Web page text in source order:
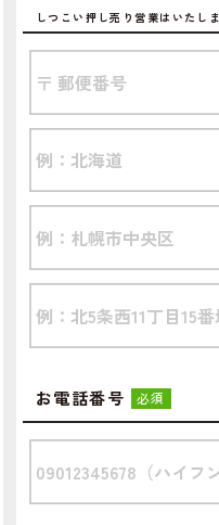
しつこい押し売り営業はいたし
お電話番号 必須